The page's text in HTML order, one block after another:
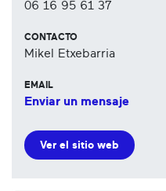
06 16 95 61 37
CONTACTO
Mikel Etxebarria
EMAIL
Enviar un mensaje
Ver el sitio web